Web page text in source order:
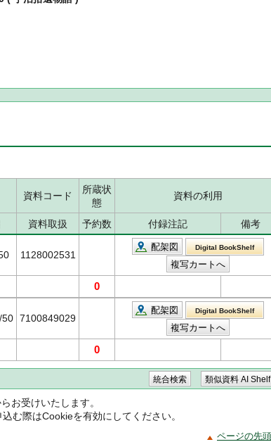
資料コード
所蔵状
態
資料の利用
資料取扱 予約数 付録注記 備考
1128002531
配架図 Digital BookShelf
0
50 7100849029
配架図 Digital BookShelf
0
お受けいたします。
む際はCookieを有効にしてください。
ページの先